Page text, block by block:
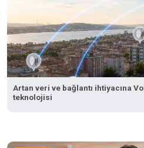
Artan veri ve bağlantı ihtiyacına
teknolojisi